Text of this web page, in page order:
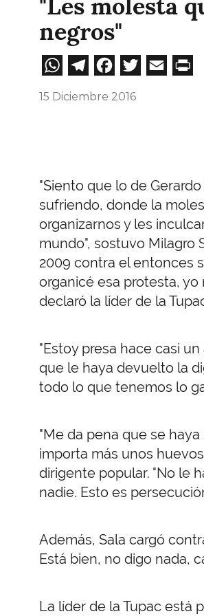
"Les molesta
negros"
WhatsApp
Telegram
Facebook
Twitter
15 Diciembre 2016
"Siento que lo de
sufriendo, donde la
organizarnos y les
mundo", sostuvo Milagro
2009 contra el entonces
organicé esa protesta, yo
declaró la líder de la
"Estoy presa hace casi
que le haya devuelto la
todo lo que tenemos lo
"Me da pena que se
importa más unos
dirigente popular. "No le
nadie. Esto es
Además, Sala cargó
Está bien, no digo nada,
La líder de la Tupac está